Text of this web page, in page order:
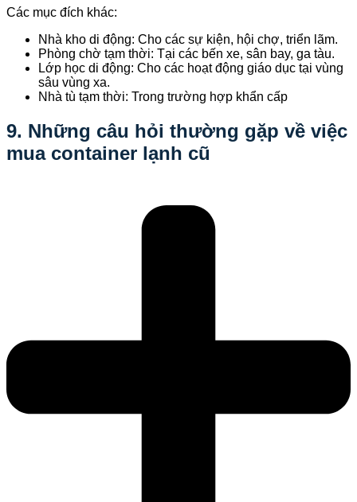
Các mục đích khác:
Nhà kho di động: Cho các sự kiện, hội chợ, triển lãm.
Phòng chờ tạm thời: Tại các bến xe, sân bay, ga tàu.
Lớp học di động: Cho các hoạt động giáo dục tại vùng
sâu vùng xa.
Nhà tù tạm thời: Trong trường hợp khẩn cấp
9. Những câu hỏi thường gặp về việc
mua container lạnh cũ